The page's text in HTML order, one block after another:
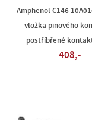
Amphenol C146
vložka pinového
postříbřené
408,-